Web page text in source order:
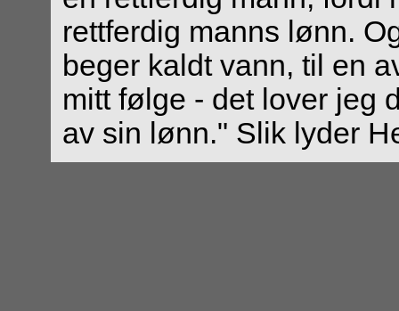
rettferdig manns lønn.
beger kaldt vann, til en
mitt følge - det lover jeg
av sin lønn." Slik lyder